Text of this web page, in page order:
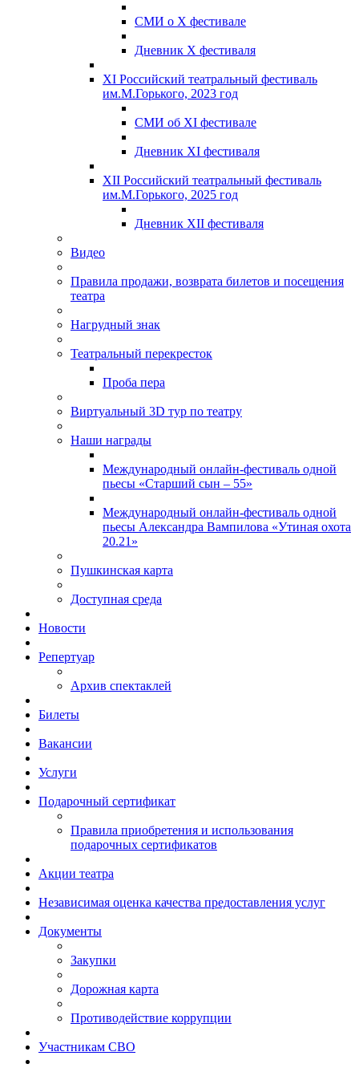
СМИ о X фестивале
Дневник X фестиваля
XI Российский театральный фестиваль
им.М.Горького, 2023 год
СМИ об XI фестивале
Дневник XI фестиваля
XII Российский театральный фестиваль
им.М.Горького, 2025 год
Дневник XII фестиваля
Видео
Правила продажи, возврата билетов и посещения
театра
Нагрудный знак
Театральный перекресток
Проба пера
Виртуальный 3D тур по театру
Наши награды
Международный онлайн-фестиваль одной
пьесы «Старший сын – 55»
Международный онлайн-фестиваль одной
пьесы Александра Вампилова «Утиная охота
20.21»
Пушкинская карта
Доступная среда
Новости
Репертуар
Архив спектаклей
Билеты
Вакансии
Услуги
Подарочный сертификат
Правила приобретения и использования
подарочных сертификатов
Акции театра
Независимая оценка качества предоставления услуг
Документы
Закупки
Дорожная карта
Противодействие коррупции
Участникам СВО